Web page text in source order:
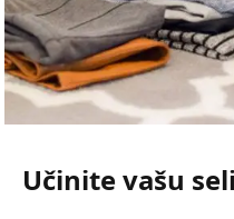
Učinite vašu